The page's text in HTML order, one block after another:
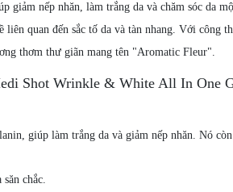
nếp nhăn, làm trắng da và chăm sóc da
liên quan đến sắc tố da và tàn nhang. Với công
thơm thư giãn mang tên "Aromatic Fleur".
Shot Wrinkle & White All In One
giúp làm trắng da và giảm nếp nhăn. Nó
chắc.